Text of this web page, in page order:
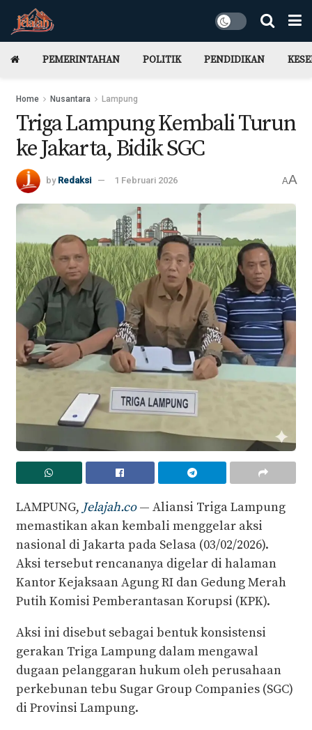
PEMERINTAHAN POLITIK PENDIDIKAN
Home Nusantara Lampung
Triga Lampung Kembali Turun
ke Jakarta, Bidik SGC
by Redaksi 1 Februari 2026 AA
LAMPUNG, Jelajah.co— Aliansi Triga Lampung
memastikan akan kembali menggelar aksi
nasional di Jakarta pada Selasa (03/02/2026).
Aksi tersebut rencananya digelar di halaman
Kantor Kejaksaan Agung RI dan Gedung Merah
Putih Komisi Pemberantasan Korupsi (KPK).
Aksi ini disebut sebagai bentuk konsistensi
gerakan Triga Lampung dalam mengawal
dugaan pelanggaran hukum oleh perusahaan
perkebunan tebu Sugar Group Companies (SGC)
di Provinsi Lampung.